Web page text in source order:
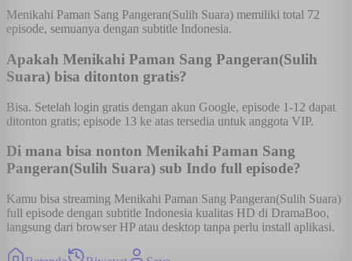
Menikahi Paman Sang Pangeran(Sulih Suara) memiliki total 72
episode, semuanya dengan subtitle Indonesia.
Apakah Menikahi Paman Sang Pangeran(Sulih
Suara) bisa ditonton gratis?
Bisa. Setelah login gratis dengan akun Google, episode 1-12 dapat
ditonton gratis; episode 13 ke atas tersedia untuk anggota VIP.
Di mana bisa nonton Menikahi Paman Sang
Pangeran(Sulih Suara) sub Indo full episode?
Kamu bisa streaming Menikahi Paman Sang Pangeran(Sulih Suara)
full episode dengan subtitle Indonesia kualitas HD di DramaBoo,
langsung dari browser HP atau desktop tanpa perlu install aplikasi.